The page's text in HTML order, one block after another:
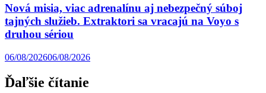
Nová misia, viac adrenalínu aj nebezpečný súboj
tajných služieb. Extraktori sa vracajú na Voyo s
druhou sériou
06/08/202606/08/2026
Ďaľšie čítanie